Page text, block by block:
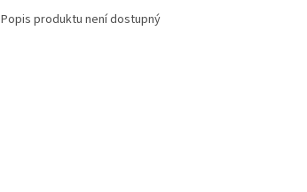
Popis produktu není dostupný